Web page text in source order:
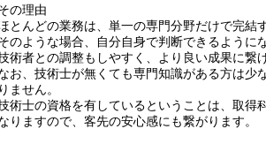
の理由
とんどの業務は、単一の専門分野だけで完結
のような場合、自分自身で判断できるように
術者との調整もしやすく、より良い成果に繋
お、技術士が無くても専門知識がある方は少
ません。
術士の資格を有しているということは、取得
りますので、客先の安心感にも繋がります。